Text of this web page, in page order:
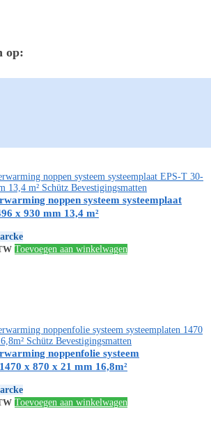
op:
noppen systeem systeemplaat
x 930 mm 13,4 m²
Toevoegen aan winkelwagen
noppenfolie systeem
x 870 x 21 mm 16,8m²
Toevoegen aan winkelwagen